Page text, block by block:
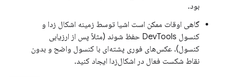
بود.
گاهی اوقات ممکن است اشیا توسط زمینه اشکال زدا و
کنسول DevTools حفظ شوند (مثلاً پس از ارزیابی
کنسول). عکس‌های فوری پشته‌ای با کنسول واضح و بدون
نقاط شکست فعال در اشکال‌زدا ایجاد کنید.